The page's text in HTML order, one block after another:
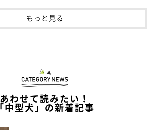
もっと見る
あわせて読みたい！
「中型犬」の新着記事